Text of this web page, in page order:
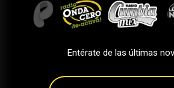
Entérate de las últimas